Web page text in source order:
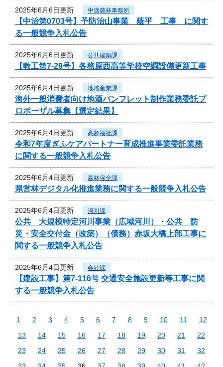
2025年6月6日更新 中濃農林事務所
【中治第0703号】予防治山事業 蔭平 工事 に関す
る一般競争入札公告
2025年6月6日更新 公共建築課
【教工第7-29号】各務原西高等学校空調設備更新工事
2025年6月4日更新 地域産業課
海外一般消費者向け地酒パンフレット制作業務委託プ
ロポーザル募集【選定結果】
2025年6月4日更新 高齢福祉課
令和7年度ぎふケアパートナー育成推進事業委託業務
に関する一般競争入札公告
2025年6月4日更新 森林保全課
県営林デジタル化推進業務に関する一般競争入札公告
2025年6月4日更新 河川課
公共 大規模特定河川事業（広域河川）・公共 防
災・安全交付金（改築）（債務）赤坂大橋上部工事に
関する一般競争入札公告
2025年6月4日更新 会計課
【建設工事】第7-116号 交通安全施設更新等工事に関
する一般競争入札公告
1 2 3 4 5 6 7 8 9 10 11
12
13
14 15 16 17 18 19 20 21
22
23
24 25 26 27 28 29 30 31
32